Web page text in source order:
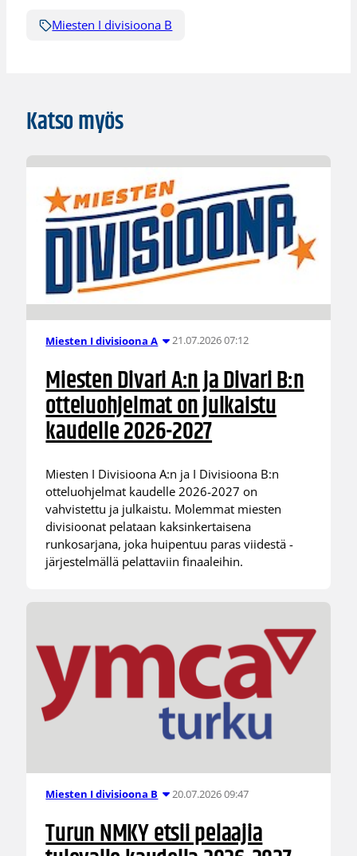
Miesten I divisioona B
Katso myös
Miesten I divisioona A 21.07.2026 07:12
Miesten Divari A:n ja Divari B:n
otteluohjelmat on julkaistu
kaudelle 2026-2027
Miesten I Divisioona A:n ja I Divisioona B:n
otteluohjelmat kaudelle 2026-2027 on
vahvistettu ja julkaistu. Molemmat miesten
divisioonat pelataan kaksinkertaisena
runkosarjana, joka huipentuu paras viidestä -
järjestelmällä pelattaviin finaaleihin.
Miesten I divisioona B 20.07.2026 09:47
Turun NMKY etsii pelaajia